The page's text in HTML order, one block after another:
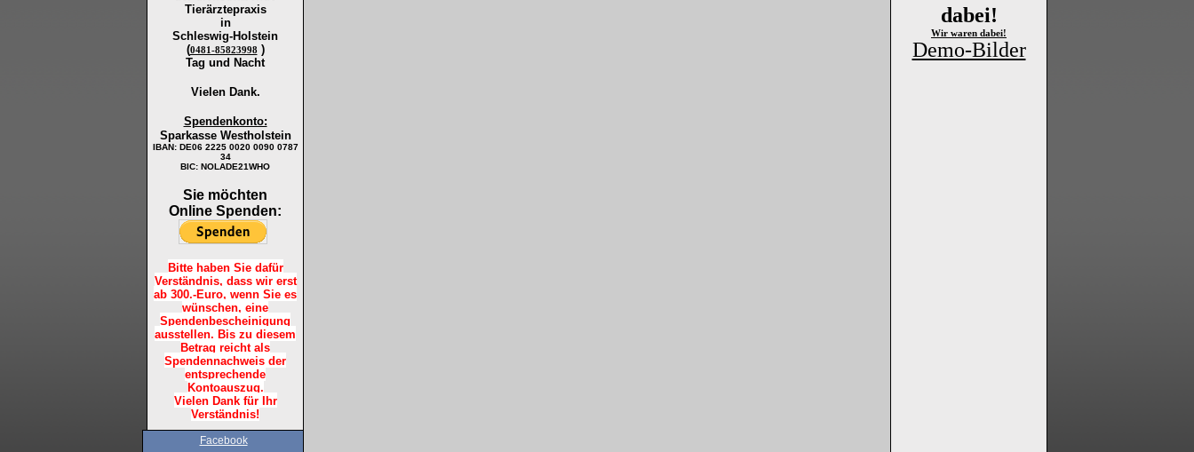
Tierärztepraxis
in
Schleswig-Holstein
(0481-85823998 )
Tag und Nacht
Vielen Dank.
Spendenkonto:
Sparkasse Westholstein
IBAN: DE06 2225 0020 0090 0787
34
BIC: NOLADE21WHO
Sie möchten
Online Spenden:
Bitte haben Sie dafür
Verständnis, dass wir erst
ab 300.-Euro, wenn Sie es
wünschen, eine
Spendenbescheinigung
ausstellen. Bis zu diesem
Betrag reicht als
Spendennachweis der
entsprechende
Kontoauszug.
Vielen Dank für Ihr
Verständnis!
Facebook
dabei!
Wir waren dabei!
Demo-Bilder